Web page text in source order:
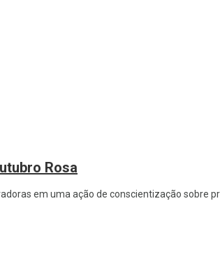
Rosa
em uma ação de conscientização sobre